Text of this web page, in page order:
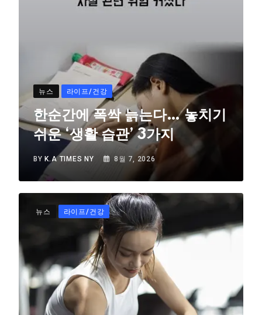
뉴스 라이프/건강
한순간에 폭싹 늙는다… 놓치기
쉬운 ‘생활 습관’ 3가지
BY K.A TIMES NY 8월 7, 2026
뉴스 라이프/건강